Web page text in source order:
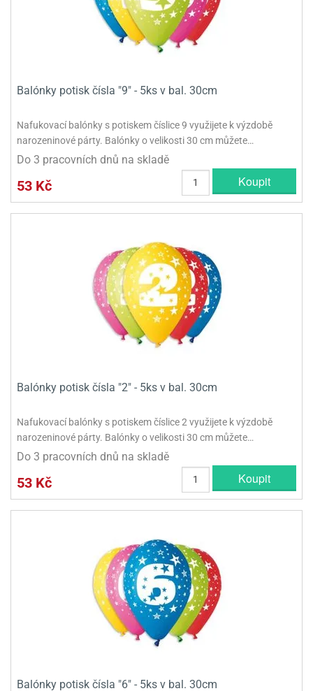
Balónky potisk čísla "9" - 5ks v bal. 30cm
Nafukovací balónky s potiskem číslice 9 využijete k výzdobě
narozeninové párty. Balónky o velikosti 30 cm můžete…
Do 3 pracovních dnů na skladě
53 Kč Koupit
Balónky potisk čísla "2" - 5ks v bal. 30cm
Nafukovací balónky s potiskem číslice 2 využijete k výzdobě
narozeninové párty. Balónky o velikosti 30 cm můžete…
Do 3 pracovních dnů na skladě
53 Kč Koupit
Balónky potisk čísla "6" - 5ks v bal. 30cm